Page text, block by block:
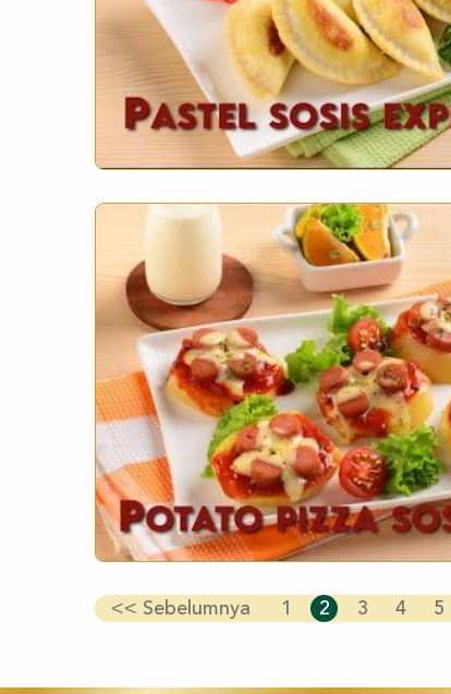
<< Sebelumnya 1 2 3 4 5